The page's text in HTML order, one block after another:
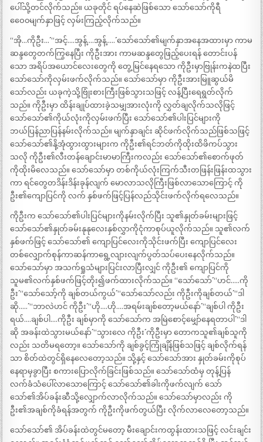
ပေါ်သို့တင်လိုက်သည်။ ယခုတိုင် ရပ်နေဆဲဖြစ်သော သော်သော်ကိုရီ
ဝေေ၀မျက်နှာဖြင့် လှမ်းကြည့်လိုက်သည်။
“အို…ကိုဦး…´´ “အင့်….အွန့်….အွန့်…..´´ သော်သော်၏မျက်နှာအနေအထားမှာ ကာမ
ဆန္ဒတွေတက်ကြွနေပြီး ကိုဦးအား ကာမဆန္ဒတွေဖြည့်ပေးရန် တောင်းပန်
သော အရိပ်အယောင်လေးတွေကို တွေ့မြင်နေရသော ကိုဦးမှာဗြုန်းကနဲထပြီး
သော်သော်ကိုလှမ်းဖက်လိုက်သည်။ သော်သော်မှာ ကိုဦးအားမြူဆွယ်မိ
သော်လည်း ယခုကဲ့သို့ဗြုံးစားကြီးဖြစ်သွားသဖြင့် လန့်ပြီးရေရွတ်လိုက်
သည်။ ကိုဦးမှာ ထိန်းချုပ်ထားခဲ့သမျှအားလုံးကို လွှတ်ချလိုက်သလိုဖြင့်
သော်သော်၏ကိုယ်လုံးကိုလှမ်းဖက်ပြီး သော်သော်၏ပါးပြင်များကို
ဘယ်ပြန်ညာပြန်နမ်းလိုက်သည်။ မျက်နှာချင်း ဆိုင်ဖက်လိုက်သည်ဖြစ်သဖြင့်
သော်သော်၏နို့အုံထွားထွားများက ကိုဦး၏ရင်ဘတ်ကိုထိုးထိဖိကပ်သွား
သလို ကိုဦး၏လီးတန်ချောင်းမာမာကြီးကလည်း သော်သော်၏စောက်ဖုတ်
ကိုထိုးမိလေသည်။ သော်သော်မှာ တစ်ကိုယ်လုံးကြက်သီးတဖြန်းဖြန်းထသွား
ကာ ရင်တွေတဒိန်းဒိန်းခုန်လျက် မောလာသလိုကြီးဖြစ်လာသောကြောင့် ကို
ဦး၏ကျောပြင်ကို လက် နှစ်ဖက်ဖြင့်ပြန်လည်သိုင်းဖက်လိုက်ရလေသည်။
ကိုဦးက သော်သော်၏ပါးပြင်များကိုနမ်းလိုက်ပြီး သူ၏နှုတ်ခမ်းများဖြင့်
သော်သော်၏နှုတ်ခမ်းနုနုလေးနှစ်လွှာကိုငုံကာစုပ်ယူလိုက်သည်။ သူ၏လက်
နှစ်ဖက်ဖြင့် သော်သော်၏ ကျောပြင်လေးကိုသိုင်းဖက်ပြီး ကျောပြင်လေး
တစ်လျှောက်စုန်ကာဆန်ကာရွေ့လျားလျက်ပွတ်သပ်ပေးနေလိုက်သည်။
သော်သော်မှာ အသက်ရှုသံများပြင်းလာပြီးလျှင် ကိုဦး၏ ကျောပြင်ကို
သူမ၏လက်နှစ်ဖက်ဖြင့်တိုး၍ဖက်ထားလိုက်သည်။ “သော်သော်´´ “ဟင်…..ကို
ဦး´´ “သော်သော့်ကို ချစ်တယ်ကွယ်´´ “သော်သော်လည်း ကိုဦးကိုချစ်တယ်´´ “ဒါ
ဆို…..´´ “ဘာလဲဟင် ကိုဦး´´ “ဟို….ဟို….အရမ်းချစ်တော့မယ်နော်´´ “ချစ်ပါ ကိုဦး
ရယ်….ချစ်ပါ….ကိုဦး ချစ်မှာကို သော်သော်က အမြဲစောင့်မျှော်နေရတာပါ´´ “ဒါ
ဆို အခန်းထဲသွားမယ်နော်´´ “သွားလေ ကိုဦး´´ ကိုဦးမှာ တောကသူ၏ချစ်သူကို
လည်း သတိမရတော့။ သော်သော်ကို ချစ်ခွင့်ကြုံချိန်ဖြစ်သဖြင့် ချစ်လိုက်ရန်
သာ စိတ်ထဲတွင်ရှိနေလေတော့သည်။ သို့နှင့် သော်သော်အား နှုတ်ခမ်းကိုစုပ်
နေရာမှခွာပြီး စကားပြောလိုက်ခြင်းဖြစ်သည်။ သော်သော်ထံမှ တုန့်ပြန်
လက်ခံသံပေါ်လာသောကြောင့် သော်သော်၏ခါးကိုဖက်လျက် သော်
သော်၏အိပ်ခန်းဆီသို့လျှောက်လာလိုက်သည်။ သော်သော်မှာလည်း ကို
ဦး၏အချစ်ကိုခံရန်အတွက် ကိုဦးကိုဖက်တွယ်ပြီး လိုက်လာလေတော့သည်။
သော်သော်၏ အိပ်ခန်းထဲတွင်မတော့ မီးချောင်းကထွန်းထားသဖြင့် လင်းချင်း